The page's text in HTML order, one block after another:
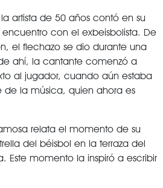
artista de 50 años contó en su
con el exbeisbolista. De
el flechazo se dio durante una
ahí, la cantante comenzó a
al jugador, cuando aún estaba
la música, quien ahora es
relata el momento de su
del béisbol en la terraza del
Este momento la inspiró a escribir